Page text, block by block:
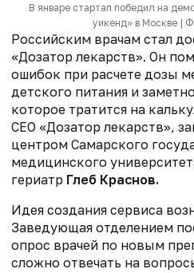
В январе стартап победил на
уикенд» в Москве |
Российским врачам стал
«Дозатор лекарств». Он
ошибок при расчете дозы
детского питания и
которое тратится на
СЕО «Дозатор лекарств»,
центром Самарского
медицинского
гериатр Глеб Краснов.
Идея создания сервиса
Заведующая отделением
опрос врачей по новым
сложно отвечать на